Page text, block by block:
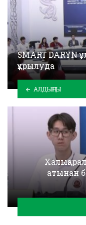
SMART DARYN
құрылуда
АЛДЫҢҒЫ
атынан